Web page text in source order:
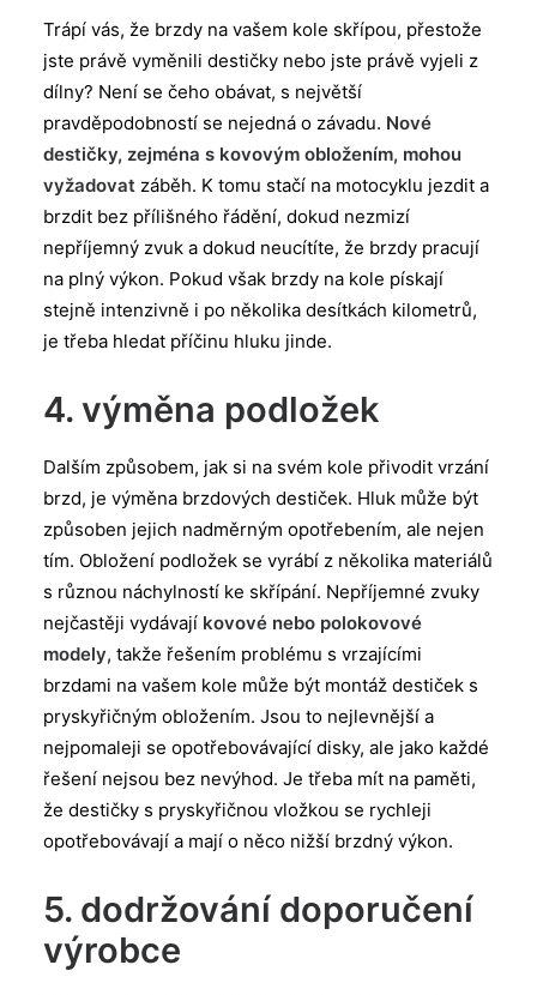
Trápí vás, že brzdy na vašem kole skřípou, přestože
jste právě vyměnili destičky nebo jste právě vyjeli z
dílny? Není se čeho obávat, s největší
pravděpodobností se nejedná o závadu. Nové
destičky, zejména s kovovým obložením, mohou
vyžadovat záběh. K tomu stačí na motocyklu jezdit a
brzdit bez přílišného řádění, dokud nezmizí
nepříjemný zvuk a dokud neucítíte, že brzdy pracují
na plný výkon. Pokud však brzdy na kole pískají
stejně intenzivně i po několika desítkách kilometrů,
je třeba hledat příčinu hluku jinde.
4. výměna podložek
Dalším způsobem, jak si na svém kole přivodit vrzání
brzd, je výměna brzdových destiček. Hluk může být
způsoben jejich nadměrným opotřebením, ale nejen
tím. Obložení podložek se vyrábí z několika materiálů
s různou náchylností ke skřípání. Nepříjemné zvuky
nejčastěji vydávají kovové nebo polokovové
modely, takže řešením problému s vrzajícími
brzdami na vašem kole může být montáž destiček s
pryskyřičným obložením. Jsou to nejlevnější a
nejpomaleji se opotřebovávající disky, ale jako každé
řešení nejsou bez nevýhod. Je třeba mít na paměti,
že destičky s pryskyřičnou vložkou se rychleji
opotřebovávají a mají o něco nižší brzdný výkon.
5. dodržování doporučení
výrobce